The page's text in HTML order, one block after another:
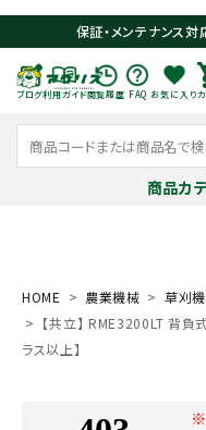
保証・メンテナンス
ブログ利用ガイド閲覧履歴 FAQ お気に入り
商品カ
HOME 農業機械
草刈機
【共立】 RME3200LT 背負
ラス以上】
※